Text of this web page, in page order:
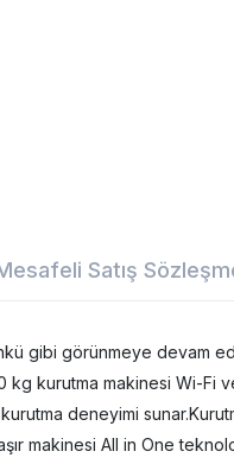
Satış
gibi görünmeye devam
kurutma makinesi Wi-Fi
deneyimi
makinesi All in One